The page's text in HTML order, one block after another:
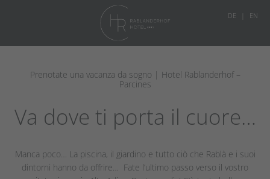
DE EN
Prenotate una vacanza da sogno | Hotel Rablanderhof –
Parcines
Va dove ti porta il cuore…
Manca poco… La piscina, il giardino e tutto ciò che Rablà e i suoi
dintorni hanno da offrire… Fate l’ultimo passo verso il vostro